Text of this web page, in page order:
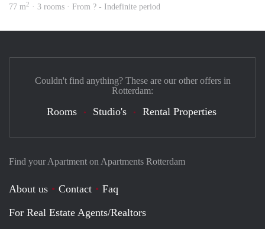
77 m2 · 3 rooms · From ? - Indefinite period
Find your Apartment on Apartments Rotterdam
About us Contact
Faq
For Real Estate Agents/Realtors
Couldn't find anything? These are our other offers in
Rotterdam:
Rooms Studio's Rental Properties